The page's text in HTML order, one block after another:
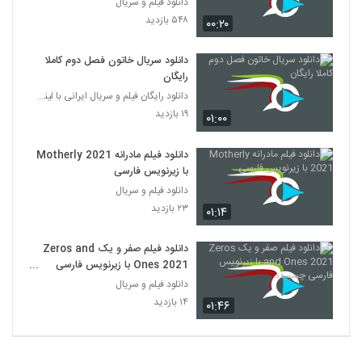
۰۰:۲۰
۵۴۸ بازدید
۰۱:۰۰
دانلود سریال خاتون فصل دوم کاملا
رایگان
دانلود رایگان فیلم و سریال ایرانی با لینک مستقیم
۱۹ بازدید
۰۱:۱۴
دانلود فیلم مادرانه Motherly 2021
با زیرنویس فارسی
دانلود فیلم و سریال
۲۳ بازدید
۰۱:۴۶
دانلود فیلم صفر و یک Zeros and
Ones 2021 با زیرنویس فارسی
چسبیده
دانلود فیلم و سریال
۱۴ بازدید